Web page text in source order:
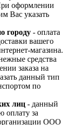
оформлении
Вас указать
городу - оплата
вашего
магазина.
средства
заказа на
данный тип
по
лиц - данный
оплату за
ООО